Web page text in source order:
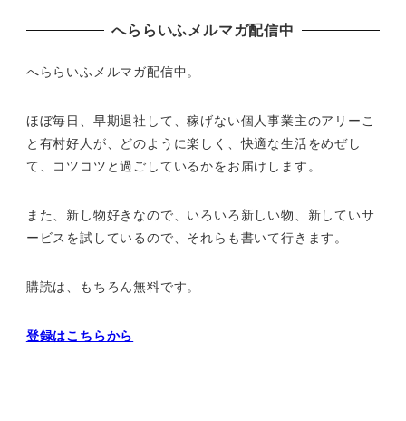
へららいふメルマガ配信中
へららいふメルマガ配信中。
ほぼ毎日、早期退社して、稼げない個人事業主のアリーこ
と有村好人が、どのように楽しく、快適な生活をめぜし
て、 コツコツと過ごしているかをお届けします。
また、新し物好きなので、いろいろ新しい物、 新していサ
ービスを試しているので、それらも書いて行きます。
購読は、もちろん無料です。
登録はこちらから